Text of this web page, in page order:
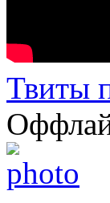
Твиты